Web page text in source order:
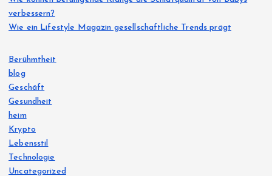
verbessern?
Wie ein Lifestyle Magazin gesellschaftliche Trends prägt
Berühmtheit
blog
Geschäft
Gesundheit
heim
Krypto
Lebensstil
Technologie
Uncategorized